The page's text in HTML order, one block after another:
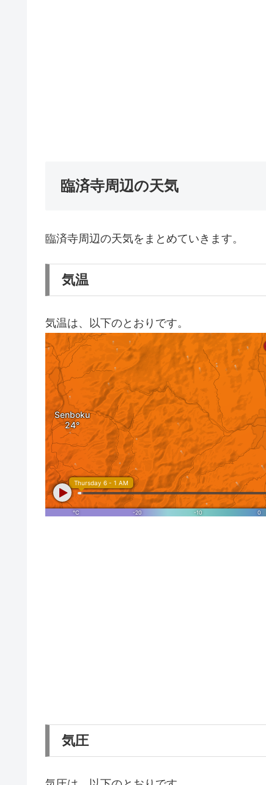
臨済寺周辺の天気
臨済寺周辺の天気をまとめていきます。
気温
気温は、以下のとおりです。
気圧